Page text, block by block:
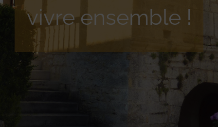
vivre ensemble !